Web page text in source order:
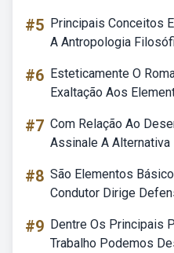
#5 Principais Conceitos
A Antropologia
#6 Esteticamente O
Exaltação Aos
#7 Com Relação Ao
Assinale A Alternativa
#8 São Elementos
Condutor Dirige
#9 Dentre Os Principais
Trabalho Podemos